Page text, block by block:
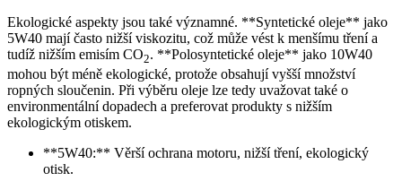
Ekologické aspekty jsou také významné.⁤ **Syntetické ‌oleje** jako
5W40 mají často nižší viskozitu, což může vést k menšímu tření‌ a
tudíž nižším emisím CO2. **Polosyntetické oleje**‍ jako 10W40⁤
mohou být méně ekologické, protože obsahují vyšší ‍množství
ropných sloučenin. Při výběru oleje⁣ lze tedy uvažovat také o
environmentální dopadech a​ preferovat produkty s‌ nižším
ekologickým otiskem.
**5W40:** Věrší ochrana ‌motoru, nižší⁤ tření, ekologický
‍otisk.